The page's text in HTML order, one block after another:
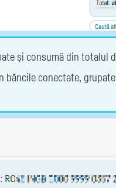
și consumă din totalul
băncile conectate,